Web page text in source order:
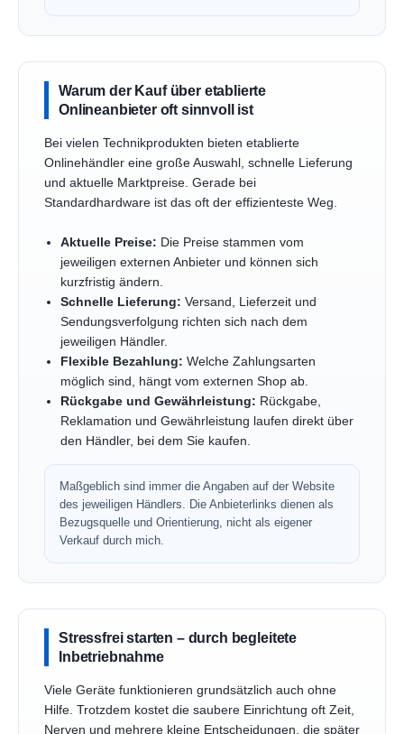
Warum der Kauf über etablierte
Onlineanbieter oft sinnvoll ist
Bei vielen Technikprodukten bieten etablierte
Onlinehändler eine große Auswahl, schnelle Lieferung
und aktuelle Marktpreise. Gerade bei
Standardhardware ist das oft der effizienteste Weg.
Aktuelle Preise: Die Preise stammen vom
jeweiligen externen Anbieter und können sich
kurzfristig ändern.
Schnelle Lieferung: Versand, Lieferzeit und
Sendungsverfolgung richten sich nach dem
jeweiligen Händler.
Flexible Bezahlung: Welche Zahlungsarten
möglich sind, hängt vom externen Shop ab.
Rückgabe und Gewährleistung: Rückgabe,
Reklamation und Gewährleistung laufen direkt über
den Händler, bei dem Sie kaufen.
Maßgeblich sind immer die Angaben auf der Website
des jeweiligen Händlers. Die Anbieterlinks dienen als
Bezugsquelle und Orientierung, nicht als eigener
Verkauf durch mich.
Stressfrei starten – durch begleitete
Inbetriebnahme
Viele Geräte funktionieren grundsätzlich auch ohne
Hilfe. Trotzdem kostet die saubere Einrichtung oft Zeit,
Nerven und mehrere kleine Entscheidungen, die später